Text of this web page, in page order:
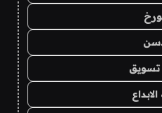
تسويق